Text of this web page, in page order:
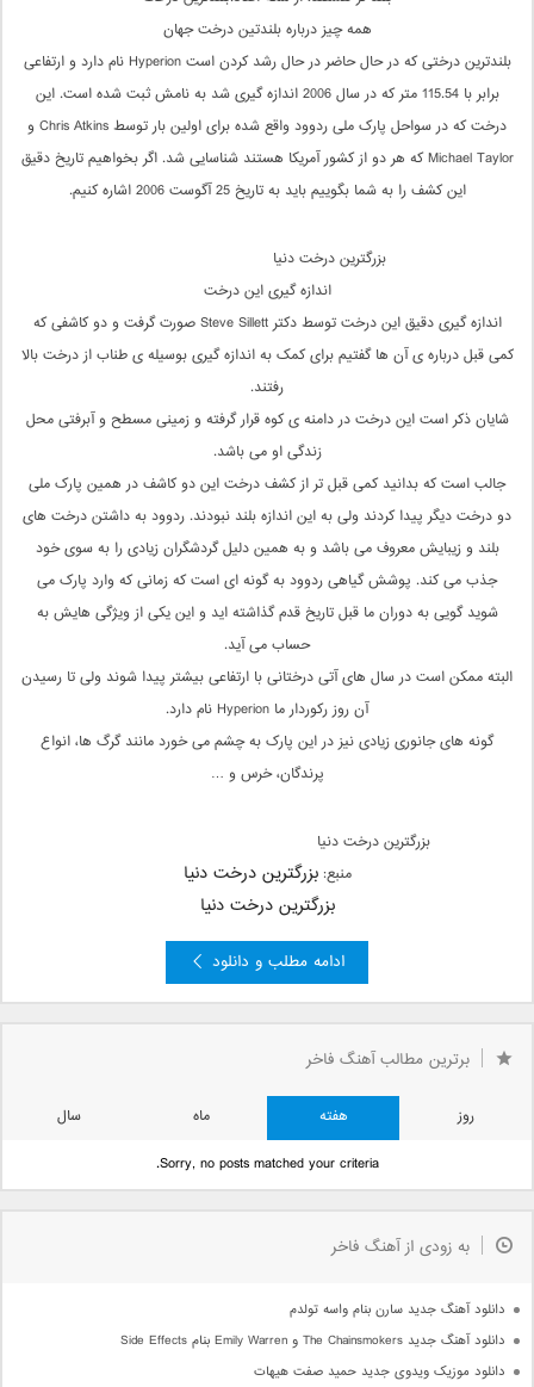
همه چیز درباره بلندتین درخت جهان
بلندترین درختی که در حال حاضر در حال رشد کردن است Hyperion نام دارد و ارتفاعی
برابر با 115.54 متر که در سال 2006 اندازه گیری شد به نامش ثبت شده است. این
درخت که در سواحل پارک ملی ردوود واقع شده برای اولین بار توسط Chris Atkins و
Michael Taylor که هر دو از کشور آمریکا هستند شناسایی شد. اگر بخواهیم تاریخ دقیق
این کشف را به شما بگوییم باید به تاریخ 25 آگوست 2006 اشاره کنیم.
بزرگترین درخت دنیا
اندازه گیری این درخت
اندازه گیری دقیق این درخت توسط دکتر Steve Sillett صورت گرفت و دو کاشفی که
کمی قبل درباره ی آن ها گفتیم برای کمک به اندازه گیری بوسیله ی طناب از درخت بالا
رفتند.
شایان ذکر است این درخت در دامنه ی کوه قرار گرفته و زمینی مسطح و آبرفتی محل
زندگی او می باشد.
جالب است که بدانید کمی قبل تر از کشف درخت این دو کاشف در همین پارک ملی
دو درخت دیگر پیدا کردند ولی به این اندازه بلند نبودند. ردوود به داشتن درخت های
بلند و زیبایش معروف می باشد و به همین دلیل گردشگران زیادی را به سوی خود
جذب می کند. پوشش گیاهی ردوود به گونه ای است که زمانی که وارد پارک می
شوید گویی به دوران ما قبل تاریخ قدم گذاشته اید و این یکی از ویژگی هایش به
حساب می آید.
البته ممکن است در سال های آتی درختانی با ارتفاعی بیشتر پیدا شوند ولی تا رسیدن
آن روز رکوردار ما Hyperion نام دارد.
گونه های جانوری زیادی نیز در این پارک به چشم می خورد مانند گرگ ها، انواع
پرندگان، خرس و …
بزرگترین درخت دنیا
منبع:بزرگترین درخت دنیا
بزرگترین درخت دنیا
ادامه مطلب و دانلود
برترین مطالب آهنگ فاخر
روز هفته ماه
سال
Sorry, no posts matched your criteria.
به زودی از آهنگ فاخر
دانلود آهنگ جدید سارن بنام واسه تولدم
دانلود آهنگ جدید The Chainsmokers و Emily Warren بنام Side Effects
دانلود موزیک ویدوی جدید حمید صفت هیهات